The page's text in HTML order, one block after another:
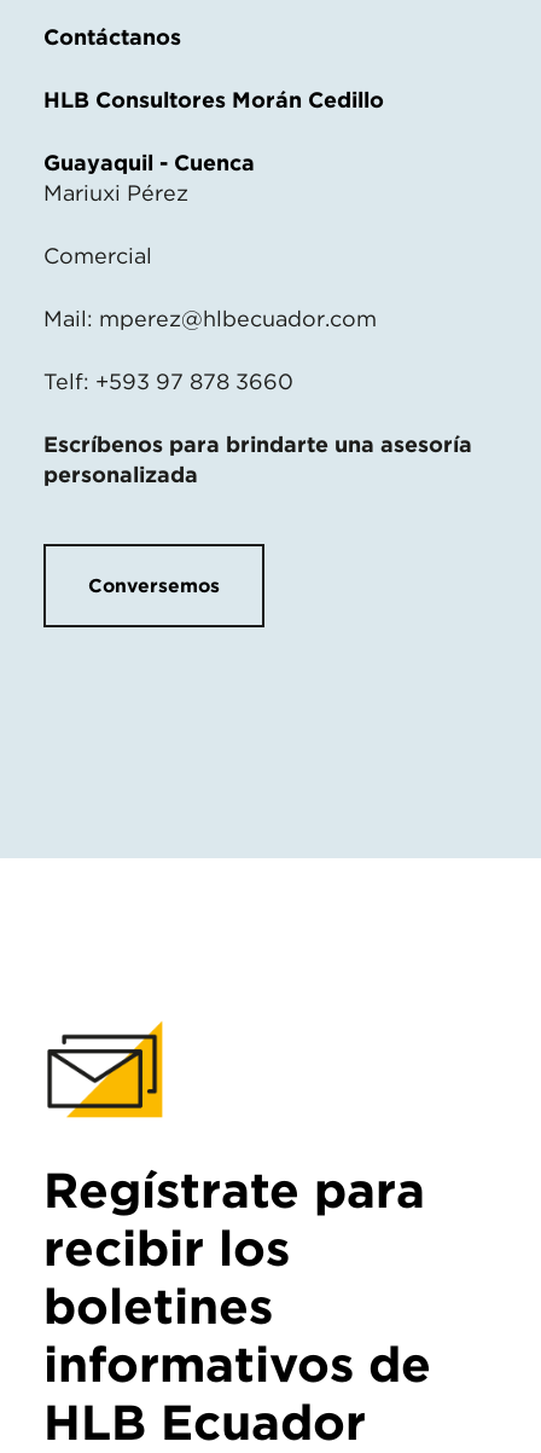
Contáctanos
HLB Consultores Morán Cedillo
Guayaquil - Cuenca
Mariuxi Pérez
Comercial
Mail: mperez@hlbecuador.com
Telf: +593 97 878 3660
Escríbenos para brindarte una asesoría
personalizada
Conversemos
Regístrate para
recibir los
boletines
informativos de
HLB Ecuador